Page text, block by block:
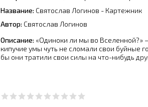
Название: Святослав Логинов - Картежник
Автор: Святослав Логинов
Описание: «Одиноки ли мы во Вселенной?»
кипучие умы чуть не сломали свои буйные
бы они тратили свои силы на что-нибудь